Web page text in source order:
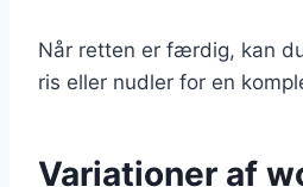
Når retten er færdig, kan
ris eller nudler for en
Variationer af